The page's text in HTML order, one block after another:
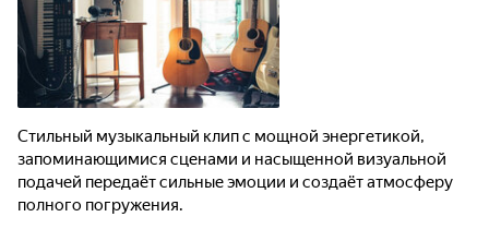
Стильный музыкальный клип с мощной энергетикой,
запоминающимися сценами и насыщенной визуальной
подачей передаёт сильные эмоции и создаёт атмосферу
полного погружения.